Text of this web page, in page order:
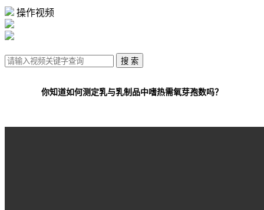
操作视频
你知道如何测定乳与乳制品中嗜热需氧芽孢数吗？